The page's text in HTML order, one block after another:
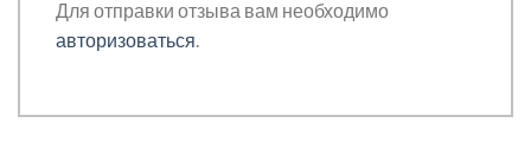
Для отправки отзыва вам необходимо
авторизоваться.